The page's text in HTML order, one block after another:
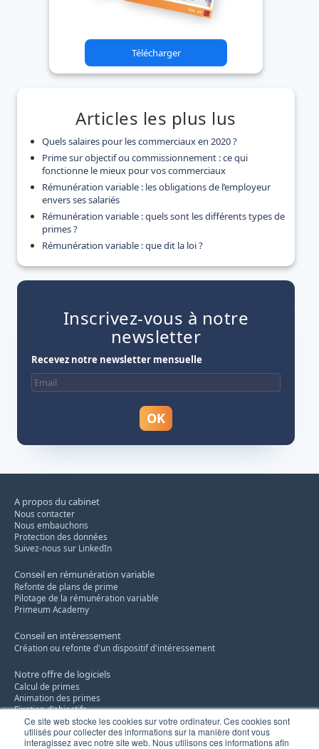
Ce site web stocke les cookies sur votre ordinateur. Ces cookies sont
utilisés pour collecter des informations sur la manière dont vous
interagissez avec notre site web. Nous utilisons ces informations afin
Télécharger
Articles les plus lus
Quels salaires pour les commerciaux en 2020 ?
Prime sur objectif ou commissionnement : ce qui
fonctionne le mieux pour vos commerciaux
Rémunération variable : les obligations de l’employeur
envers ses salariés
Rémunération variable : quels sont les différents types de
primes ?
Rémunération variable : que dit la loi ?
Inscrivez-vous à notre
newsletter
Recevez notre newsletter mensuelle
A propos du cabinet
Nous contacter
Nous embauchons
Protection des données
Suivez-nous sur LinkedIn
Conseil en rémunération variable
Refonte de plans de prime
Pilotage de la rémunération variable
Primeum Academy
Conseil en intéressement
Création ou refonte d'un dispositif d'intéressement
Notre offre de logiciels
Calcul de primes
Animation des primes
Fixation d'objectifs
Conseil en remises commerciales